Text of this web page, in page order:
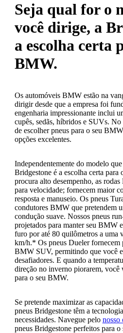
Seja qual for o
você dirige, a
a escolha certa
BMW.
Os automóveis BMW estão na
dirigir desde que a empresa foi
engenharia impressionante inclui
cupês, sedãs, híbridos e SUVs. No
de escolher pneus para o seu
opções excelentes.
Independentemente do modelo
Bridgestone é a escolha certa para
procura alto desempenho, as rodas
para velocidade; fornecem maior
resposta e manuseio. Os pneus
condutores BMW que pretendem
condução suave. Nossos pneus
projetados para manter seu BMW
furo por até 80 quilômetros a uma
km/h.* Os pneus Dueler fornecem
BMW SUV, permitindo que você
desafiadores. E quando a
direção no inverno piorarem, você
para o seu BMW.
Se pretende maximizar as
pneus Bridgestone têm a
necessidades. Navegue pelo nosso
pneus Bridgestone perfeitos para